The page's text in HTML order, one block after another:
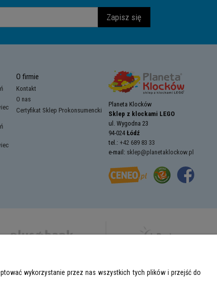
Zapisz się
O firmie
Kontakt
O nas
Certyfikat Sklep Prokonsumencki
Planeta Klocków
Sklep z klockami LEGO
ul. Wygodna 23
94-024Łódź
tel.: +42 689 83 33
e-mail: sklep@planetaklockow.pl
wykorzystanie przez nas wszystkich tych plików i przejść do